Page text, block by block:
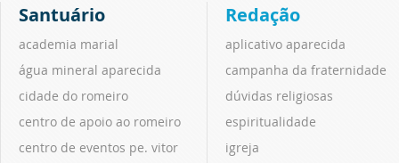
Santuário
academia marial
água mineral aparecida
cidade do romeiro
centro de apoio ao romeiro
centro de eventos pe. vitor
Redação
aplicativo aparecida
campanha da fraternidade
dúvidas religiosas
espiritualidade
igreja